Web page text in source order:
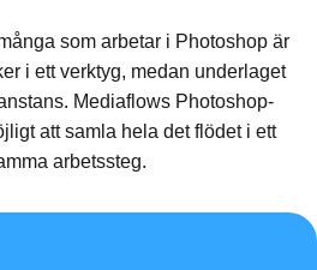
som arbetar i Photoshop är
i ett verktyg, medan underlaget
Mediaflows Photoshop-
att samla hela det flödet i ett
arbetssteg.